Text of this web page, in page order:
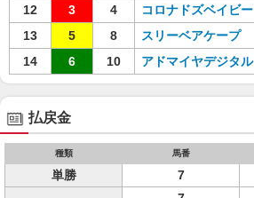
12
3 4 コロナドズベイビー
13
5 8 スリーベアケープ
14
6 10 アドマイヤデジタル
払戻金
種類 馬番
単勝 7